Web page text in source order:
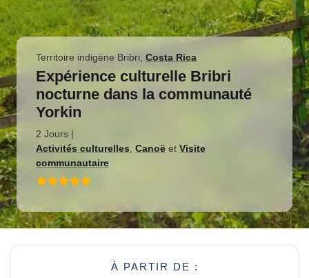
Territoire indigène Bribri Costa Rica
Expérience culturelle Bribri
nocturne dans la communauté
Yorkin
2 Jours |
Activités culturelles Canoë et Visite
communautaire
À PARTIR DE :